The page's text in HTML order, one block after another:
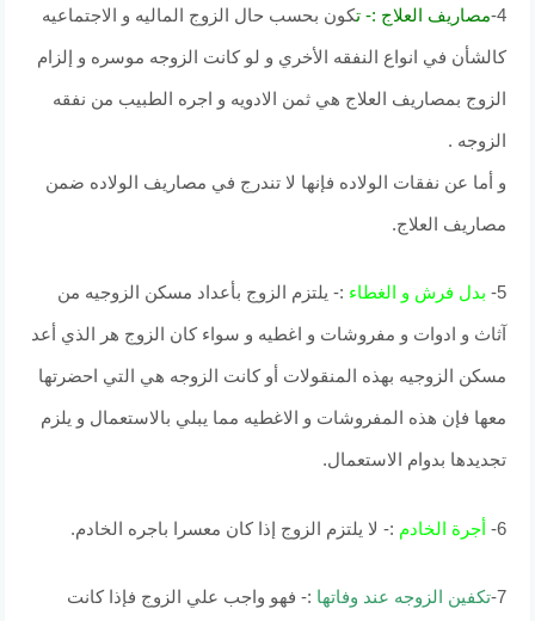
4- مصاريف العلاج :- تكون بحسب حال الزوج الماليه و الاجتماعيه
كالشأن في انواع النفقه الأخري و لو كانت الزوجه موسره و إلزام
الزوج بمصاريف العلاج هي ثمن الادويه و اجره الطبيب من نفقه
الزوجه .
و أما عن نفقات الولاده فإنها لا تندرج في مصاريف الولاده ضمن
مصاريف العلاج.
5- بدل فرش و الغطاء :- يلتزم الزوج بأعداد مسكن الزوجيه من
آثاث و ادوات و مفروشات و اغطيه و سواء كان الزوج هر الذي أعد
مسكن الزوجيه بهذه المنقولات أو كانت الزوجه هي التي احضرتها
معها فإن هذه المفروشات و الاغطيه مما يبلي بالاستعمال و يلزم
تجديدها بدوام الاستعمال.
6- أجرة الخادم :- لا يلتزم الزوج إذا كان معسرا باجره الخادم.
7- تكفين الزوجه عند وفاتها :- فهو واجب علي الزوج فإذا كانت